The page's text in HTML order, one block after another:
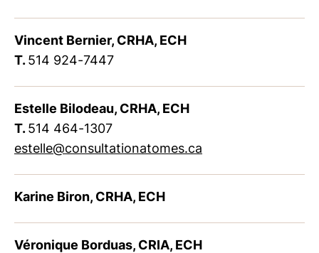
Vincent Bernier, CRHA, ECH
T.514 924-7447
Estelle Bilodeau, CRHA, ECH
T.514 464-1307
estelle@consultationatomes.ca
Karine Biron, CRHA, ECH
Véronique Borduas, CRIA, ECH